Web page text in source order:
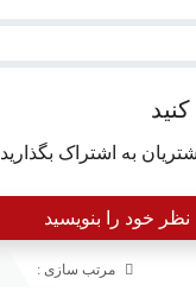
به اشتراک
نظر خود را بنویسید
مرتب سازی :